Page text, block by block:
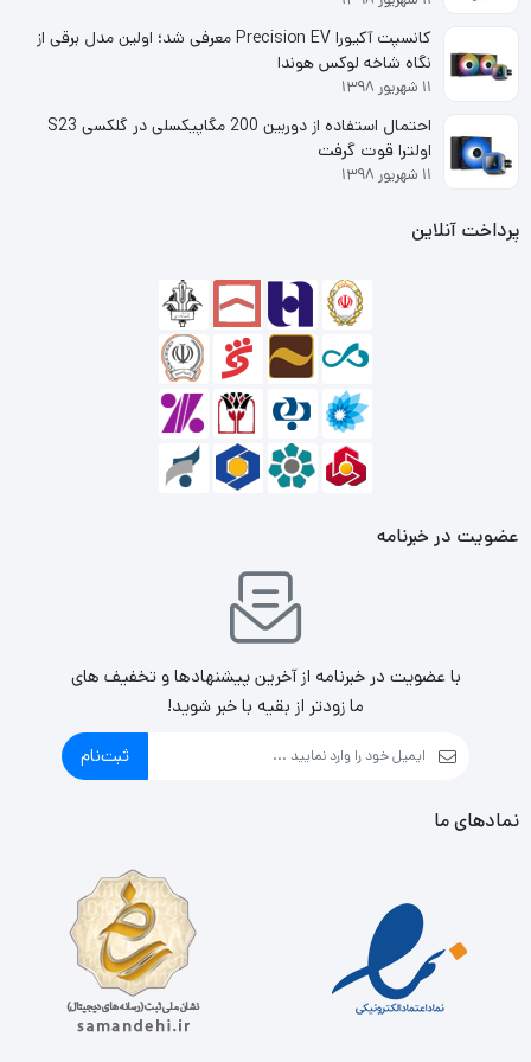
ویژگی هایی که صفحه کلید گیمینگ را از سایر صفحه کلیدها
FIZZ WHITE نیز از این نوع نورپردازی برخوردار شده است و به
کاربر 20 حالت مختلف نورپردازی نیز ارائه میدهد. میزان روشنایی
قرمز رنگ خطی در اختیار کاربران قرار میگیرد. سوئیچ های قرمز
نسبت به سایر سوئیچ ها به نیروی محرکه کمتری برای ثبت
بازخورد نیاز دارند، در نتیجه این کیبوردها از بازخورد سریعی
برخوردار هستند که آنها را گزینه ای مناسب برای بازی های آنلاین
و نبرد های FPS نفس گیر میکند. این سوئیچ ها در کنار سرعت
پاسخ دهی بالا از طول عمر بالایی نیز برخوردار میباشند و طول
عمر آن ها تا 50 میلیون ضربه تخمین زده شده است. با نرم افزار
بدون کمترین دردسر، نور RGB و کلیدهای ماکرو را تنظیم و
شخصی‌سازی کنید.
تعداد کلیدی را که می‌خواهید در این کیبورد به‎‌ شکل همزمان
فشار دهید و در عملکرد صفحه کلید هیچ گونه اختلالی ایجاد
کابل این محصول از نوع USB-C است تا داده‌ها با سرعت
کانسپت آکیورا Precision EV معرفی شد؛ اولین مدل برقی از
نگاه شاخه لوکس هوندا
۱۱ شهریور ۱۳۹۸
احتمال استفاده از دوربین 200 مگاپیکسلی در گلکسی S23
اولترا قوت گرفت
۱۱ شهریور ۱۳۹۸
پرداخت آنلاین
عضویت در خبرنامه
با عضویت در خبرنامه از آخرین پیشنهادها و تخفیف های
ما زودتر از بقیه با خبر شوید!
ثبت‌نام
نمادهای ما